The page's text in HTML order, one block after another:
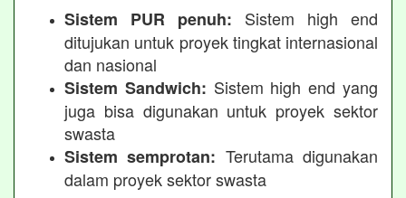
Sistem PUR penuh: Sistem high end
ditujukan untuk proyek tingkat internasional
dan nasional
Sistem Sandwich: Sistem high end yang
juga bisa digunakan untuk proyek sektor
swasta
Sistem semprotan: Terutama digunakan
dalam proyek sektor swasta